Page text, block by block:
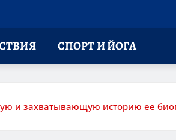
СПОРТ И ЙОГА
и захватывающую историю ее